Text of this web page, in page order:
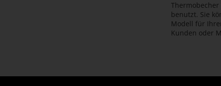
benutzt. Sie
Modell für
Kunden oder